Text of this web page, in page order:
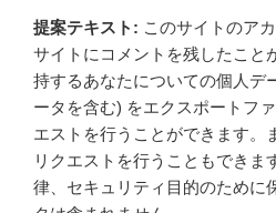
提案テキスト: このサイトのア
サイトにコメントを残したこと
持するあなたについての個人デ
ータを含む) をエクスポートフ
エストを行うことができます。
リクエストを行うこともできま
律、セキュリティ目的のために